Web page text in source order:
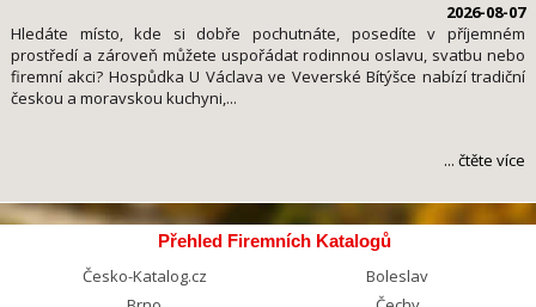
2026-08-07
Hledáte místo, kde si dobře pochutnáte, posedíte v příjemném
prostředí a zároveň můžete uspořádat rodinnou oslavu, svatbu nebo
firemní akci? Hospůdka U Václava ve Veverské Bítýšce nabízí tradiční
českou a moravskou kuchyni,...
... čtěte více
Přehled Firemních Katalogů
Česko-Katalog.cz
Boleslav